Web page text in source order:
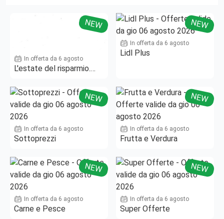
NEW
In offerta da 6 agosto
L'estate del risparmio.
NEW
In offerta da 6 agosto
Lidl Plus
NEW
In offerta da 6 agosto
Sottoprezzi
NEW
In offerta da 6 agosto
Frutta e Verdura
NEW
In offerta da 6 agosto
Carne e Pesce
NEW
In offerta da 6 agosto
Super Offerte